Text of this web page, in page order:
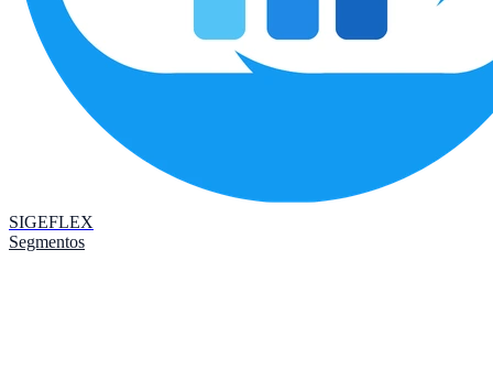
SIGEFLEX
Segmentos